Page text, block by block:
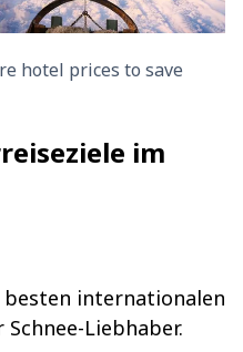
hotel prices to save
im
besten internationalen
Liebhaber.